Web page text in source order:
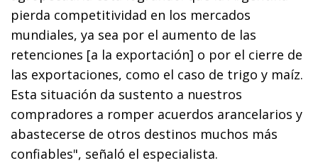
pierda competitividad en los mercados
mundiales, ya sea por el aumento de las
retenciones [a la exportación] o por el cierre de
las exportaciones, como el caso de trigo y maíz.
Esta situación da sustento a nuestros
compradores a romper acuerdos arancelarios y
abastecerse de otros destinos muchos más
confiables", señaló el especialista.